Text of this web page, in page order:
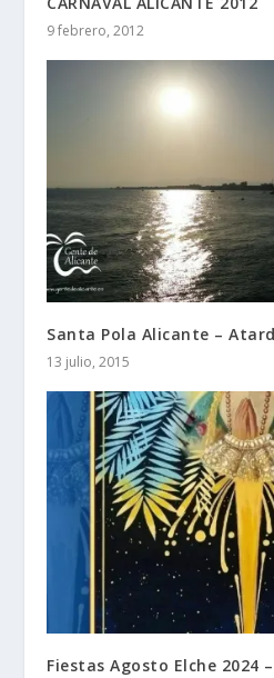
9 febrero, 2012
Santa Pola Alicante –
13 julio, 2015
Fiestas Agosto Elche 2024